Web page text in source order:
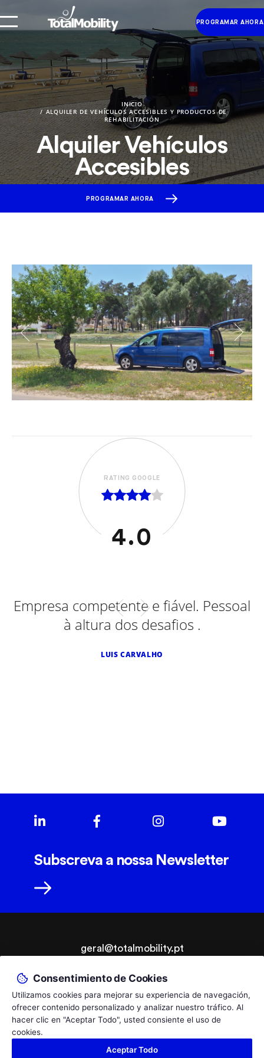
PROGRAMAR AHORA
INICIO
ALQUILER DE VEHÍCULOS ACCESIBLES Y PRODUCTOS DE
REHABILITACIÓN
Alquiler Vehículos
Accesibles
PROGRAMAR AHORA
RATING GOOGLE
4.0
Empresa competente e fiável. Pessoal
à altura dos desafios .
LUIS CARVALHO
Subscreva a nossa Newsletter
© 2026 TotalMobility - Adaptações Auto e Ajudas Técnicas,
Lda.
By
bluesoft.pt
Empresa certificada pelo Infarmed como Distribuidora por Grosso de
geral@totalmobility.pt
T.+351 229 961 564
Llamada a la red fija nacional PT, coste según tu tarifa.
Consentimiento de Cookies
Utilizamos cookies para mejorar su experiencia de navegación,
ofrecer contenido personalizado y analizar nuestro tráfico. Al
hacer clic en "Aceptar Todo", usted consiente el uso de
cookies.
Aceptar Todo